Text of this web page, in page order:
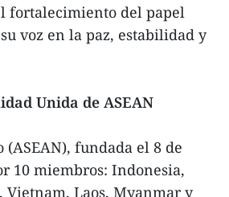
fortalecimiento del papel
voz en la paz, estabilidad y
Unida de ASEAN
fundada el 8 de
10 miembros: Indonesia,
Laos, Myanmar y